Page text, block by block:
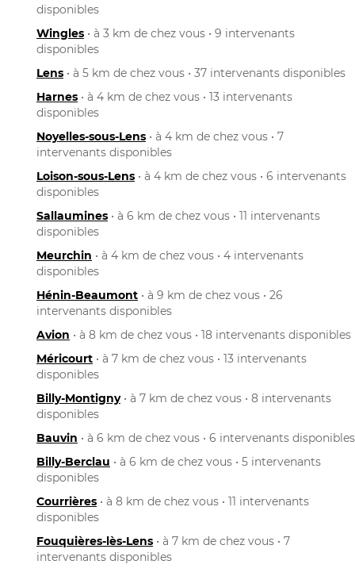
disponibles
Wingles • à 3 km de chez vous • 9 intervenants
disponibles
Lens • à 5 km de chez vous • 37 intervenants disponibles
Harnes • à 4 km de chez vous • 13 intervenants
disponibles
Noyelles-sous-Lens • à 4 km de chez vous • 7
intervenants disponibles
Loison-sous-Lens • à 4 km de chez vous • 6 intervenants
disponibles
Sallaumines • à 6 km de chez vous • 11 intervenants
disponibles
Meurchin • à 4 km de chez vous • 4 intervenants
disponibles
Hénin-Beaumont • à 9 km de chez vous • 26
intervenants disponibles
Avion • à 8 km de chez vous • 18 intervenants disponibles
Méricourt • à 7 km de chez vous • 13 intervenants
disponibles
Billy-Montigny• à 7 km de chez vous • 8 intervenants
disponibles
Bauvin • à 6 km de chez vous • 6 intervenants disponibles
Billy-Berclau • à 6 km de chez vous • 5 intervenants
disponibles
Courrières • à 8 km de chez vous • 11 intervenants
disponibles
Fouquières-lès-Lens • à 7 km de chez vous • 7
intervenants disponibles